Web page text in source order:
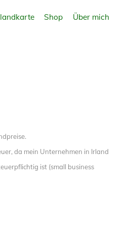
Shop
Über mich
da mein Unternehmen in Irland
ist (small business